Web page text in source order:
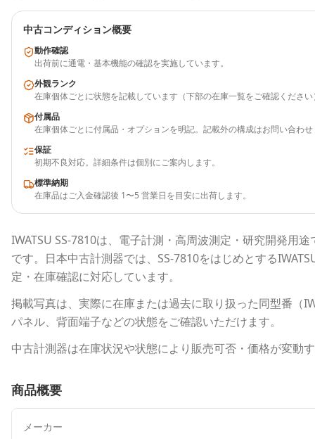
中古コンディション概要
動作確認
出荷前に通電・基本機能の確認を実施しています。
外観ランク
在庫個体ごとに状態を記載しています（下部の在庫一覧をご確認ください
付属品
在庫個体ごとに付属品・オプションを明記。記載外の構成はお問い合わ
保証
初期不良対応。詳細条件は個別にご案内します。
標準納期
在庫品はご入金確認後 1〜5 営業日を目安に出荷します。
IWATSU SS-7810は、電子計測・高周波測定・研究開発用途
です。 日本中古計測器では、 SS-7810をはじめとする
定・在庫確認に対応しています。
掲載写真は、実際に在庫または過去に取り扱った同型番（
パネル、背面端子などの状態をご確認いただけます。
中古計測器は在庫状況や状態により販売可否・価格が変動
商品概要
メーカー